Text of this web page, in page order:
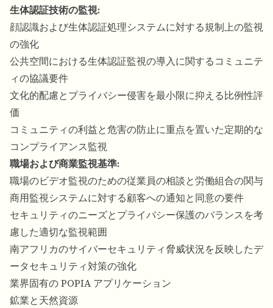
生体認証技術の監視:
顔認識および生体認証処理システムに対する規制上の監視
の強化
公共空間における生体認証監視の導入に関するコミュニテ
ィの協議要件
文化的配慮とプライバシー侵害を最小限に抑える比例性評
価
コミュニティの利益と危害の防止に重点を置いた定期的な
コンプライアンス監視
職場および商業監視基準:
職場のビデオ監視のための従業員の相談と労働組合の関与
商用監視システムに対する顧客への通知と同意の要件
セキュリティのニーズとプライバシー保護のバランスを考
慮した適切な監視範囲
南アフリカのサイバーセキュリティ脅威状況を反映したデ
ータセキュリティ対策の強化
業界固有の POPIA アプリケーション
鉱業と天然資源